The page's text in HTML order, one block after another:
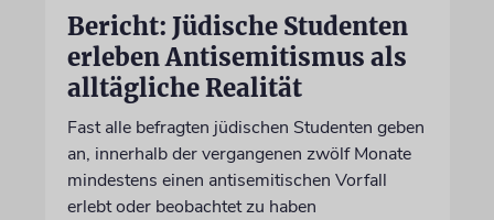
Bericht: Jüdische Studenten
erleben Antisemitismus als
alltägliche Realität
Fast alle befragten jüdischen Studenten geben
an, innerhalb der vergangenen zwölf Monate
mindestens einen antisemitischen Vorfall
erlebt oder beobachtet zu haben